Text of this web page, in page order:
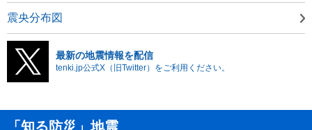
震央分布図
最新の地震情報を配信
tenki.jp公式X（旧Twitter）をご利用ください。
「知る防災」地震